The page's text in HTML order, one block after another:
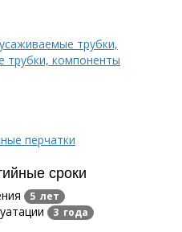
трубки,
трубки, компоненты
перчатки
сроки
5 лет
3 года